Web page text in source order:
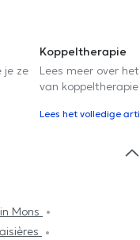
je ze
Koppeltherapie
Lees meer over
van koppeltherapie
Lees het volledige
Mons